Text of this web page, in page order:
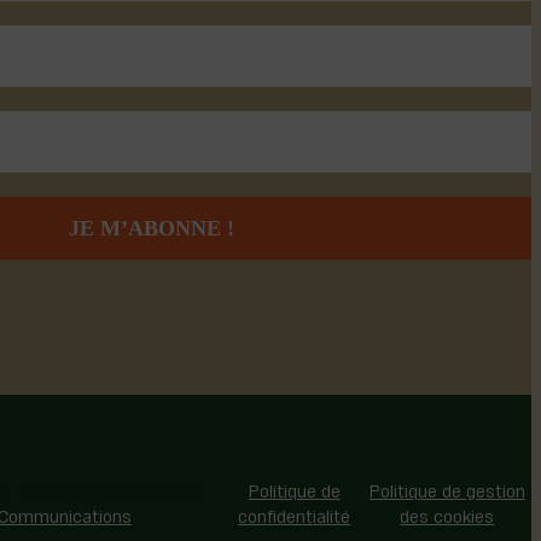
Politique de
confidentialité
Politique de gestion
des cookies